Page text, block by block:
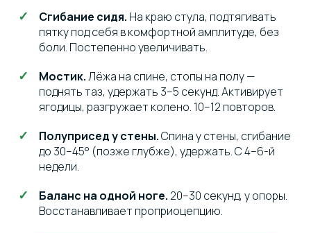
Сгибание сидя. На краю стула, подтягивать
пятку под себя в комфортной амплитуде, без
боли. Постепенно увеличивать.
Мостик.Лёжа на спине, стопы на полу —
поднять таз, удержать 3–5 секунд. Активирует
ягодицы, разгружает колено. 10–12 повторов.
Полуприсед у стены.Спина у стены, сгибание
до 30–45° (позже глубже), удержать. С 4–6-й
недели.
Баланс на одной ноге. 20–30 секунд, у опоры.
Восстанавливает проприоцепцию.